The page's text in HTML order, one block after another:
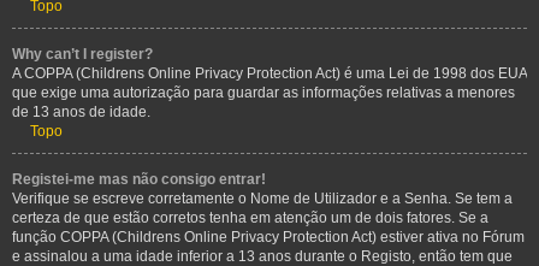
Topo
Why can’t I register?
A COPPA (Childrens Online Privacy Protection Act) é uma Lei de 1998 dos EUA
que exige uma autorização para guardar as informações relativas a menores
de 13 anos de idade.
Topo
Registei-me mas não consigo entrar!
Verifique se escreve corretamente o Nome de Utilizador e a Senha. Se tem a
certeza de que estão corretos tenha em atenção um de dois fatores. Se a
função COPPA (Childrens Online Privacy Protection Act) estiver ativa no Fórum
e assinalou a uma idade inferior a 13 anos durante o Registo, então tem que